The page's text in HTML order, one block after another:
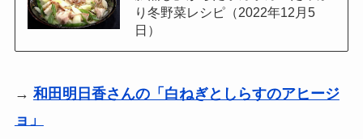
り冬野菜レシピ（2022年12月5
日）
→ 和田明日香さんの「白ねぎとしらすのアヒージ
ョ」